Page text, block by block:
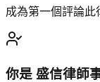
成為第一個評論此
你是 盛信律師